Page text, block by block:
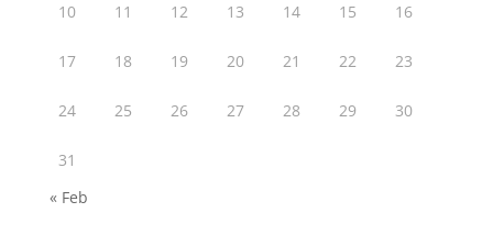
10 11 12 13 14 15 16
17 18 19 20 21 22 23
24 25 26 27 28 29 30
31
« Feb